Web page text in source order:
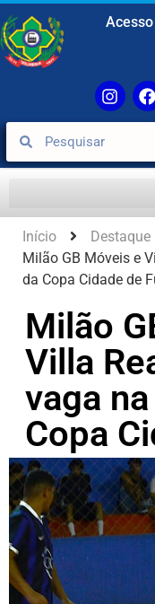
Início Destaque
Milão GB Móveis e
da Copa Cidade de
Milão
Villa
vaga
Copa